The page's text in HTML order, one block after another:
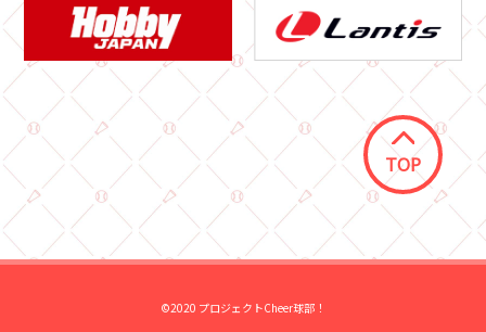
TOP
©2020 プロジェクトCheer球部！